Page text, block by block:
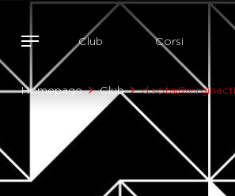
Club Corsi
Homepage Club